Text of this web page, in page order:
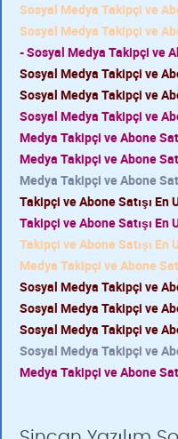
Sosyal Medya Takipçi ve
Sosyal Medya Takipçi ve
- Sosyal Medya Takipçi ve
Sosyal Medya Takipçi ve
Sosyal Medya Takipçi ve
Sosyal Medya Takipçi ve
Medya Takipçi ve Abone
Medya Takipçi ve Abone
Medya Takipçi ve Abone
Takipçi ve Abone Satışı En
Takipçi ve Abone Satışı En
Takipçi ve Abone Satışı En
Medya Takipçi ve Abone
Sosyal Medya Takipçi ve
Sosyal Medya Takipçi ve
Sosyal Medya Takipçi ve
Sosyal Medya Takipçi ve
Medya Takipçi ve Abone